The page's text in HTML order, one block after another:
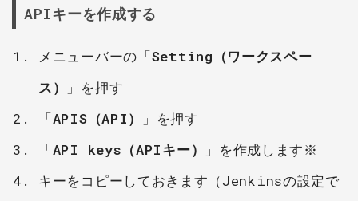
APIキーを作成する
メニューバーの「Setting（ワークスペー
ス）
」を押す
「APIS（API）
」を押す
「API keys（APIキー）
」を作成します※
キーをコピーしておきます（Jenkinsの設定で